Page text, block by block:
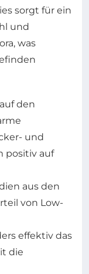
sorgt für ein
und
was
den
und
positiv auf
aus den
von Low-
effektiv das
die